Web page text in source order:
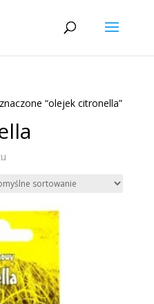
“olejek citronella”